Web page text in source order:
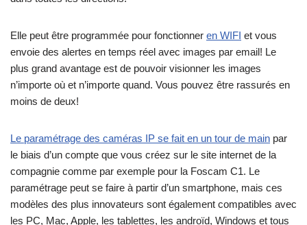
Elle peut être programmée pour fonctionner en WIFI et vous
envoie des alertes en temps réel avec images par email! Le
plus grand avantage est de pouvoir visionner les images
n’importe où et n’importe quand. Vous pouvez être rassurés en
moins de deux!
Le paramétrage des caméras IP se fait en un tour de main par
le biais d’un compte que vous créez sur le site internet de la
compagnie comme par exemple pour la Foscam C1. Le
paramétrage peut se faire à partir d’un smartphone, mais ces
modèles des plus innovateurs sont également compatibles avec
les PC, Mac, Apple, les tablettes, les androïd, Windows et tous